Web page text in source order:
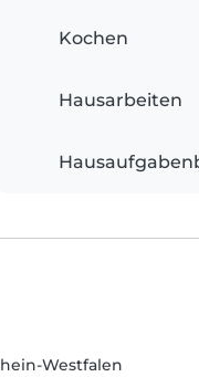
Kochen
Hausarbeiten
Westfalen